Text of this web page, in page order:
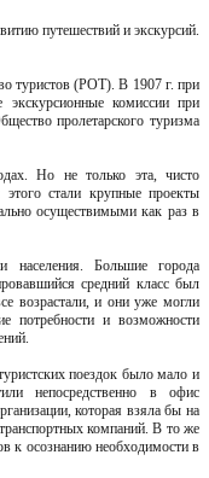
путешествий и экскурсий.
туристов (РОТ). В 1907 г. при
комиссии при
пролетарского туризма
Но не только эта, чисто
этого стали крупные проекты
осуществимыми как раз в
населения. Большие города
средний класс был
возрастали, и они уже могли
потребности и возможности
поездок было мало и
непосредственно в офис
которая взяла бы на
компаний. В то же
к осознанию необходимости в